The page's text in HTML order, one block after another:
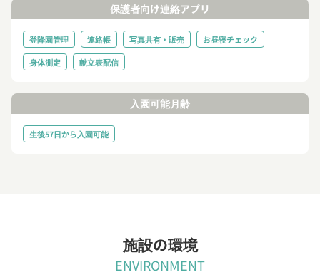
保護者向け連絡アプリ
登降園管理 連絡帳 写真共有・販売
お昼寝チェック
身体測定
献立表配信
入園可能月齢
生後57日から入園可能
施設の環境
ENVIRONMENT